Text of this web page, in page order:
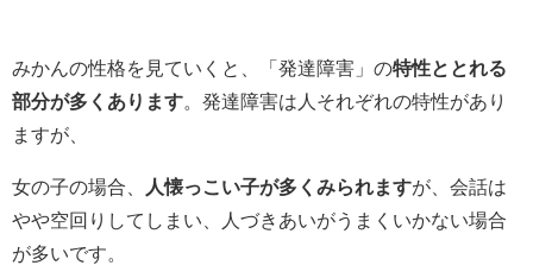
みかんの性格を見ていくと、「発達障害」の特性ととれる
部分が多くあります 。発達障害は人それぞれの特性があり
ますが、
女の子の場合、 人懐っこい子が多くみられますが、会話は
やや空回りしてしまい、人づきあいがうまくいかない場合
が多いです。